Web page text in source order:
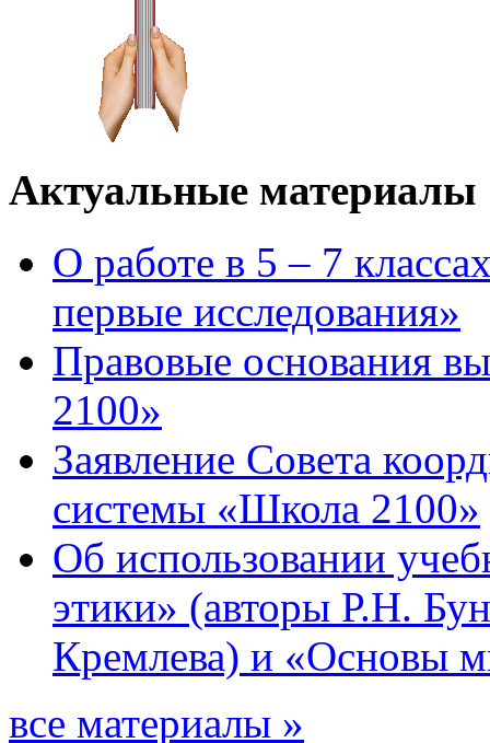
Актуальные материалы
О работе в 5 – 7
первые исследования»
Правовые основания
2100»
Заявление Совета
системы «Школа 2100»
Об использовании
этики» (авторы Р.Н.
Кремлева) и «Основы
все материалы »